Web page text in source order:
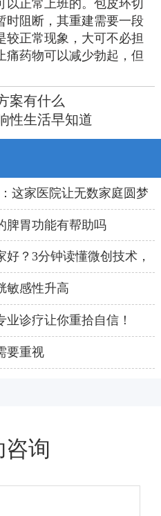
以正常上班的。包皮环切
时阻断，其重建需要一段
较正常现象，大可不必担
痛药物可以减少勃起，但
案有什么
性生活早知道
这家医院让无数家庭圆梦
脾胃功能有帮助吗
？3分钟读懂微创技术，
敏感性升高
诊疗让你重拾自信！
要重视
咨询